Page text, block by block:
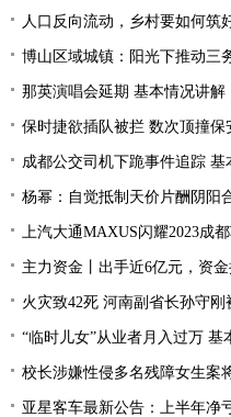
人口反向流动，乡村要如何筑
博山区域城镇：阳光下推动三
那英演唱会延期 基本情况讲解
保时捷欲插队被拦 数次顶撞保
成都公交司机下跪事件追踪 基
杨幂：自觉抵制天价片酬阴阳
上汽大通MAXUS闪耀2023成都车展
主力资金丨出手近6亿元，资金抢
火灾致42死 河南副省长孙守
“临时儿女”从业者月入过万 基
校长涉嫌性侵多名残障女生案
亚星客车最新公告：上半年净